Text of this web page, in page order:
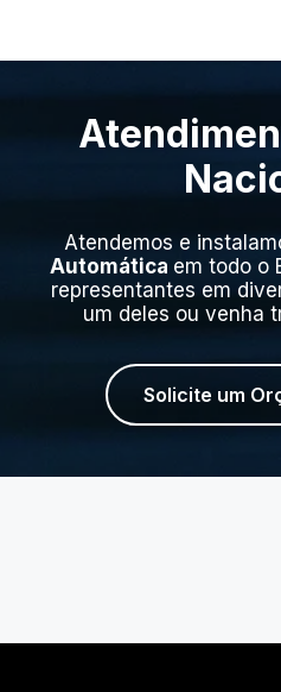
Atendemos e
Automática em todo o
representantes em
um deles ou venha
Solicite um